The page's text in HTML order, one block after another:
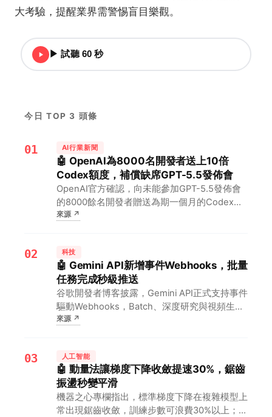
大考驗，提醒業界需警惕盲目樂觀。
▶ 試聽 60 秒
今日 TOP 3 頭條
01 AI行業新聞
🤖 OpenAI為8000名開發者送上10倍
Codex額度，補償缺席GPT-5.5發佈會
OpenAI官方確認，向未能參加GPT-5.5發佈會
的8000餘名開發者贈送為期一個月的Codex使
用額度提升10倍。對開發者而言，這意味著零
來源↗
02 科技
🤖 Gemini API新增事件Webhooks，批量
任務完成秒級推送
谷歌開發者博客披露，Gemini API正式支持事件
驅動Webhooks，Batch、深度研究與視頻生成
任務完成後即時推送，無需輪詢。對開發者意味
來源↗
03 人工智能
🤖 動量法讓梯度下降收斂提速30%，鋸齒
振盪秒變平滑
機器之心專欄指出，標準梯度下降在複雜模型上
常出現鋸齒收斂，訓練步數可浪費30%以上；引